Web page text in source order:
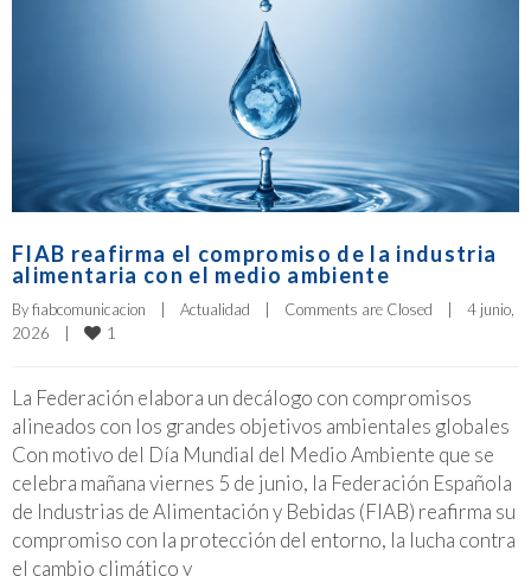
FIAB reafirma el compromiso de la industria
alimentaria con el medio ambiente
By fiabcomunicacion Actualidad Comments are Closed
4 junio,
2026
1
La Federación elabora un decálogo con compromisos
alineados con los grandes objetivos ambientales globales
Con motivo del Día Mundial del Medio Ambiente que se
celebra mañana viernes 5 de junio, la Federación Española
de Industrias de Alimentación y Bebidas (FIAB) reafirma su
compromiso con la protección del entorno, la lucha contra
el cambio climático y